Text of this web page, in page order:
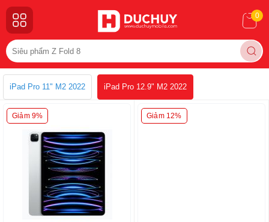
0
iPad Pro 11" M2 2022 iPad Pro 12.9" M2 2022
Giảm 9% Giảm 12%